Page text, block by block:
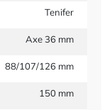
Tenifer
Axe 36 mm
88/107/126 mm
150 mm